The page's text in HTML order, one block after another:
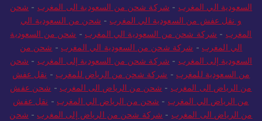
السعودية الي المغرب - شركة شحن من السعودية الى المغرب - شحن
و نقل عفش من السعودية الي المغرب - شحن من السعودية الي
المغرب - شركة شحن من السعودية الي المغرب - شحن من السعودية
الي المغرب - شركة شحن من السعودية الي المغرب - شحن من
السعودية إلى المغرب - شركة شحن من السعودية إلى المغرب - شحن
من السعودية للمغرب - شركة شحن من الرياض للمغرب - نقل عفش
من الرياض الى المغرب - شحن من الرياض الى المغرب - شحن عفش
من الرياض الي المغرب - شحن من الرياض الي المغرب - نقل عفش
من الرياض الى المغرب - شركة شحن من الرياض إلى المغرب - شحن